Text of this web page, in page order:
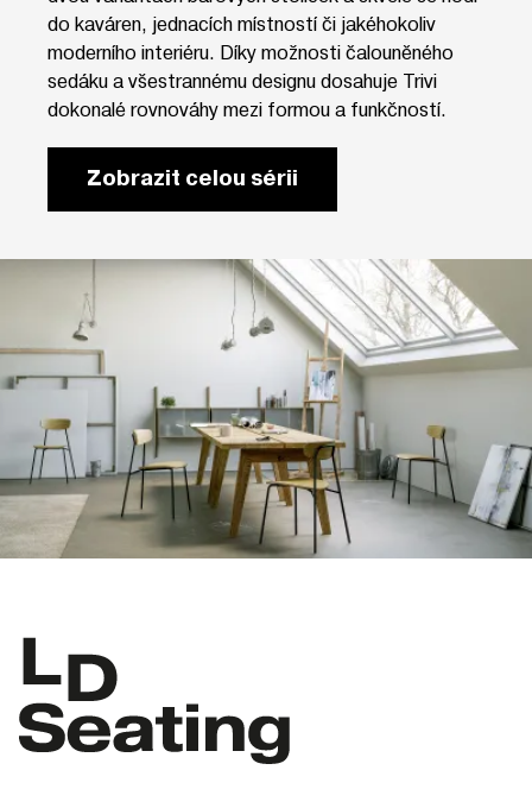
do kaváren, jednacích místností či jakéhokoliv
moderního interiéru. Díky možnosti čalouněného
sedáku a všestrannému designu dosahuje Trivi
dokonalé rovnováhy mezi formou a funkčností.
Zobrazit celou sérii